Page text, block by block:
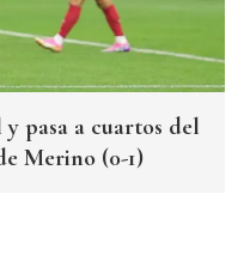
pasa a cuartos del
Merino (0-1)